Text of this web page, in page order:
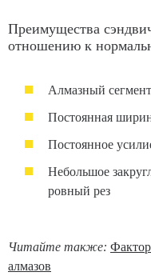
Преимущества
отношению к
Алмазный
Постоянная
Постоянное
Небольшое
ровный рез
Читайте также:
алмазов